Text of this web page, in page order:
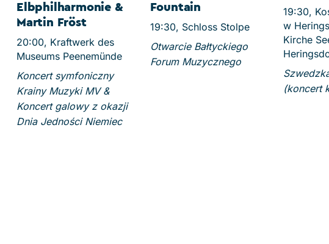
Elbphilharmonie &
Martin Fröst
20:00, Kraftwerk des
Museums Peenemünde
Koncert symfoniczny
Krainy Muzyki MV &
Koncert galowy z okazji
Dnia Jedności Niemiec
Fountain
19:30, Schloss Stolpe
Otwarcie Bałtyckiego
Forum Muzycznego
19:30,
w
Kirche
(koncert